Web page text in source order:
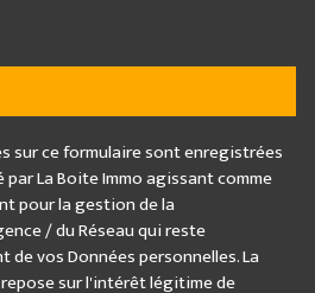
sur ce formulaire sont enregistrées
La Boite Immo agissant comme
pour la gestion de la
/ du Réseau qui reste
de vos Données personnelles. La
sur l'intérêt légitime de